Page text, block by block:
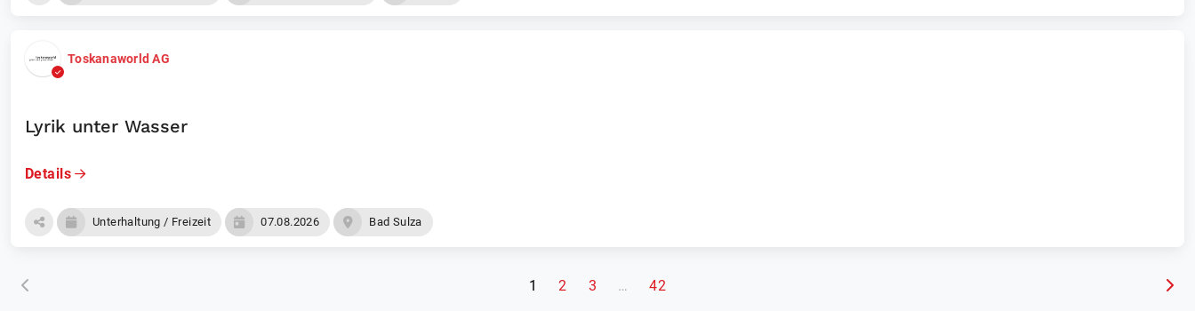
Toskanaworld AG
Lyrik unter Wasser
Details
Unterhaltung / Freizeit 07.08.2026 Bad Sulza
1 (aktuelle Seite)
2 3 … 42